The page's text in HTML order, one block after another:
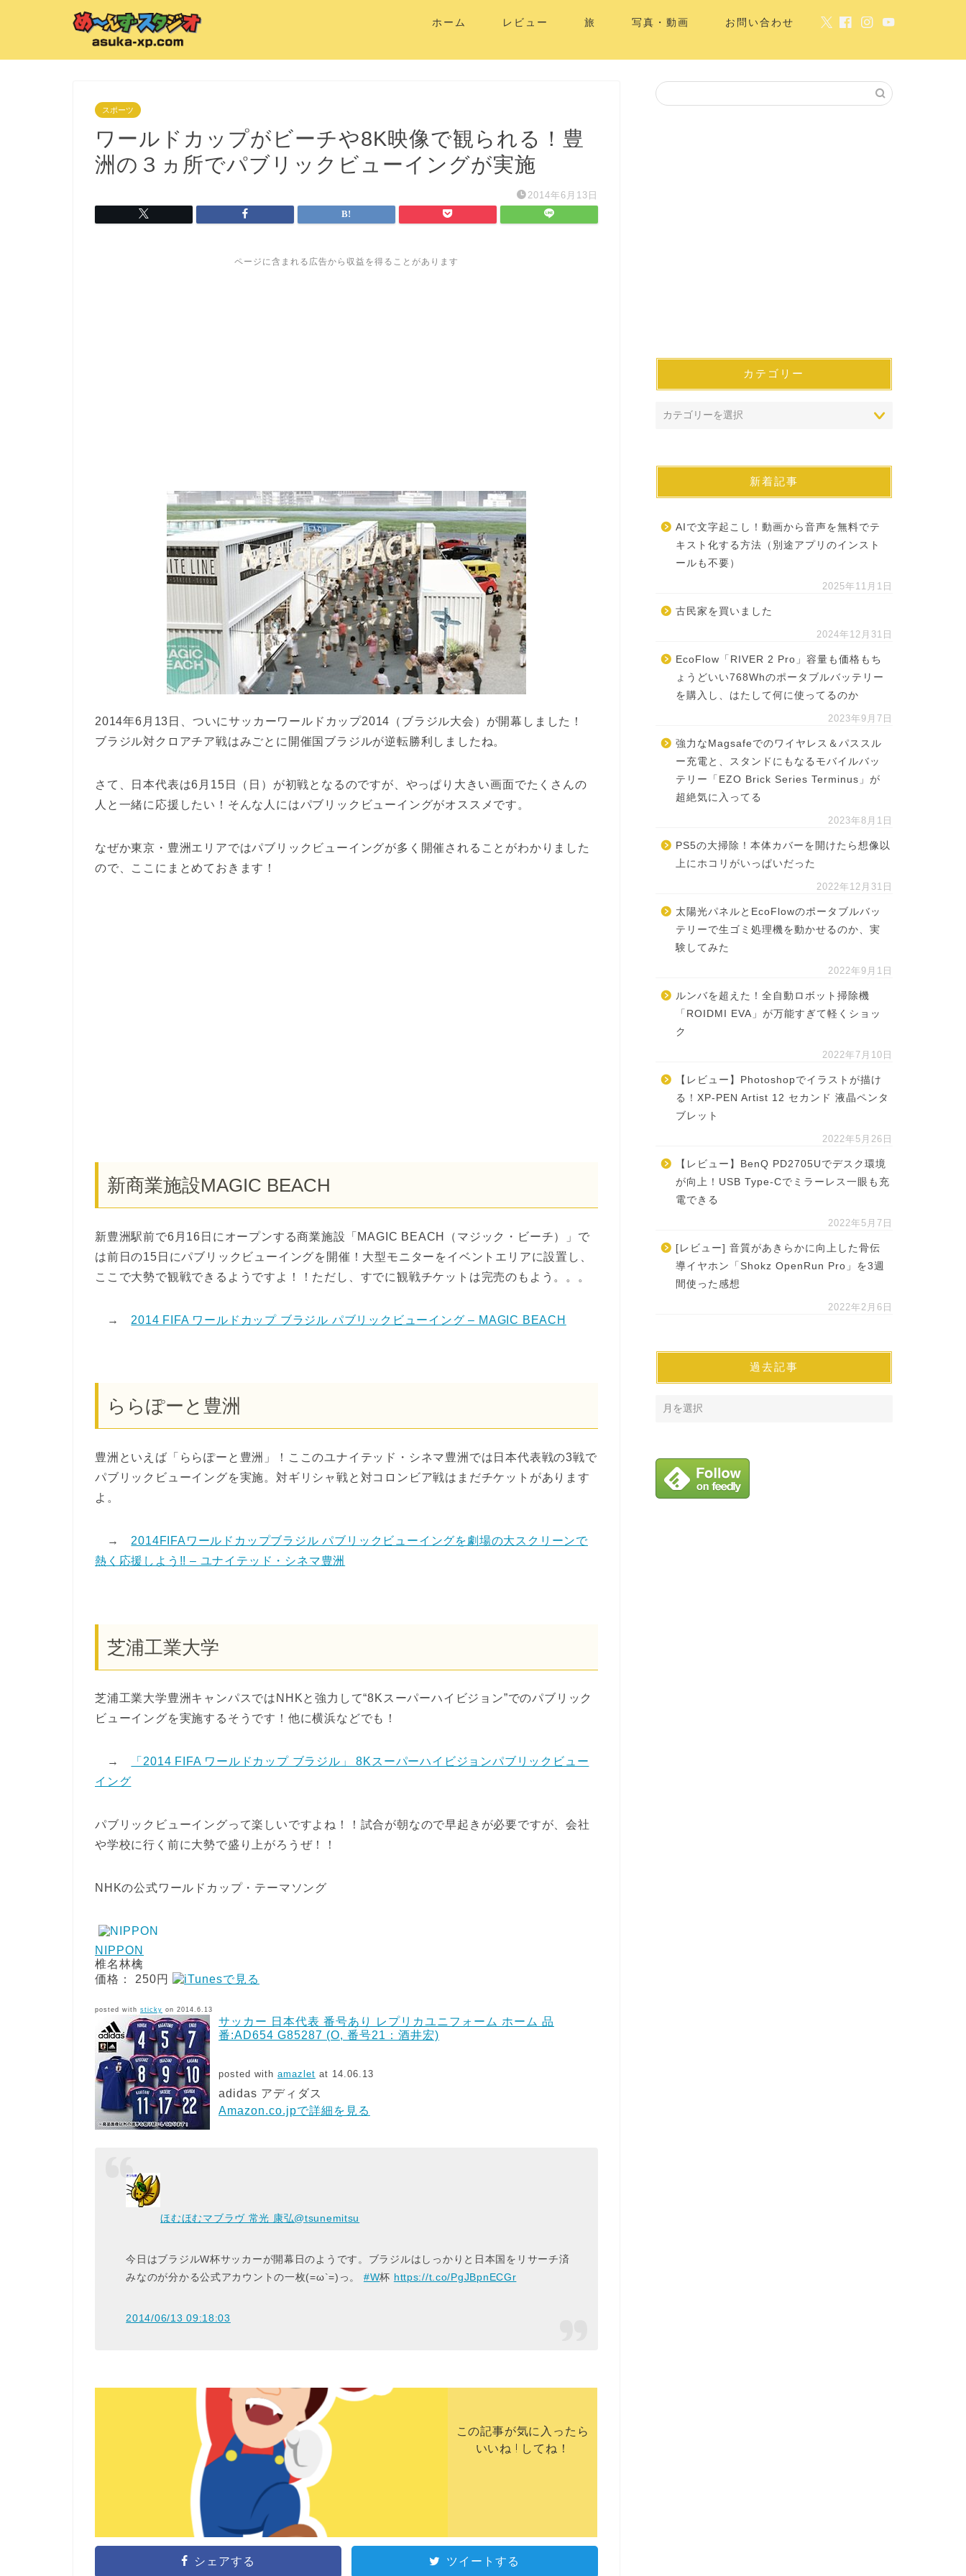
ホーム レビュー 旅 写真・動画 お問い合わせ
スポーツ
ワールドカップがビーチや8K映像で観られる！豊
洲の３ヵ所でパブリックビューイングが実施
2014年6月13日
ページに含まれる広告から収益を得ることがあります
2014年6月13日、ついにサッカーワールドカップ2014（ブラジル大会）が開幕しました！
ブラジル対クロアチア戦はみごとに開催国ブラジルが逆転勝利しましたね。
さて、日本代表は6月15日（日）が初戦となるのですが、やっぱり大きい画面でたくさんの
人と一緒に応援したい！そんな人にはパブリックビューイングがオススメです。
なぜか東京・豊洲エリアではパブリックビューイングが多く開催されることがわかりました
ので、ここにまとめておきます！
新商業施設MAGIC BEACH
新豊洲駅前で6月16日にオープンする商業施設「MAGIC BEACH（マジック・ビーチ）」で
は前日の15日にパブリックビューイングを開催！大型モニターをイベントエリアに設置し、
ここで大勢で観戦できるようですよ！！ただし、すでに観戦チケットは完売のもよう。。。
→ 2014 FIFA ワールドカップ ブラジル パブリックビューイング – MAGIC BEACH
ららぽーと豊洲
豊洲といえば「ららぽーと豊洲」！ここのユナイテッド・シネマ豊洲では日本代表戦の3戦で
パブリックビューイングを実施。対ギリシャ戦と対コロンビア戦はまだチケットがあります
よ。
→ 2014FIFAワールドカップブラジル パブリックビューイングを劇場の大スクリーンで
熱く応援しよう!! – ユナイテッド・シネマ豊洲
芝浦工業大学
芝浦工業大学豊洲キャンパスではNHKと強力して“8Kスーパーハイビジョン”でのパブリック
ビューイングを実施するそうです！他に横浜などでも！
→
「2014 FIFA ワールドカップ ブラジル」 8Kスーパーハイビジョンパブリックビュー
イング
パブリックビューイングって楽しいですよね！！試合が朝なので早起きが必要ですが、会社
や学校に行く前に大勢で盛り上がろうぜ！！
NHKの公式ワールドカップ・テーマソング
NIPPON
椎名林檎
価格： 250円
posted with sticky on 2014.6.13
サッカー 日本代表 番号あり レプリカユニフォーム ホーム 品
番:AD654 G85287 (O, 番号21：酒井宏)
posted with amazlet at 14.06.13
adidas アディダス
Amazon.co.jpで詳細を見る
ほむほむマブラヴ 常光 康弘@tsunemitsu
今日はブラジルW杯サッカーが開幕日のようです。ブラジルはしっかりと日本国をリサーチ済
みなのが分かる公式アカウントの一枚(=ω`=)っ。 #W杯 https://t.co/PgJBpnECGr
2014/06/13 09:18:03
この記事が気に入ったら
いいね ! してね！
シェアする ツイートする
カテゴリー
新着記事
AIで文字起こし！動画から音声を無料でテ
キスト化する方法（別途アプリのインスト
ールも不要）
2025年11月1日
古民家を買いました
2024年12月31日
EcoFlow「RIVER 2 Pro」容量も価格もち
ょうどいい768Whのポータブルバッテリー
を購入し、はたして何に使ってるのか
2023年9月7日
強力なMagsafeでのワイヤレス＆パススル
ー充電と、スタンドにもなるモバイルバッ
テリー「EZO Brick Series Terminus」が
超絶気に入ってる
2023年8月1日
PS5の大掃除！本体カバーを開けたら想像以
上にホコリがいっぱいだった
2022年12月31日
太陽光パネルとEcoFlowのポータブルバッ
テリーで生ゴミ処理機を動かせるのか、実
験してみた
2022年9月1日
ルンバを超えた！全自動ロボット掃除機
「ROIDMI EVA」が万能すぎて軽くショッ
ク
2022年7月10日
【レビュー】Photoshopでイラストが描け
る！XP-PEN Artist 12 セカンド 液晶ペンタ
ブレット
2022年5月26日
【レビュー】BenQ PD2705Uでデスク環境
が向上！USB Type-Cでミラーレス一眼も充
電できる
2022年5月7日
[レビュー] 音質があきらかに向上した骨伝
導イヤホン「Shokz OpenRun Pro」を3週
間使った感想
2022年2月6日
過去記事